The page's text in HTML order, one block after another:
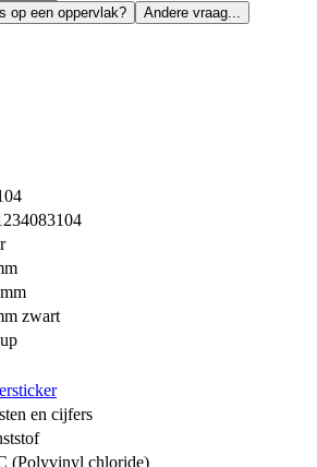
op een oppervlak? Andere vraag...
zwart
en cijfers
(Polyvinyl chloride)